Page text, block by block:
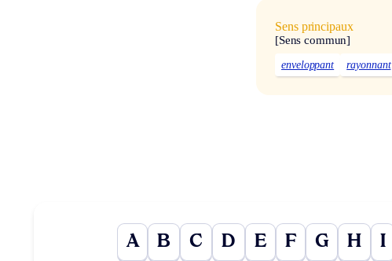
Sens principaux
[Sens commun]
enveloppant rayonnant
A B C D E F G H I